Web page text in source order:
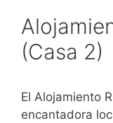
(Casa 2)
El Alojamiento
encantadora